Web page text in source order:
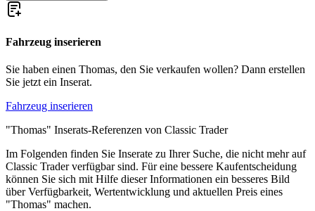
Fahrzeug inserieren
Sie haben einen Thomas, den Sie verkaufen wollen? Dann erstellen
Sie jetzt ein Inserat.
Fahrzeug inserieren
"Thomas" Inserats-Referenzen von Classic Trader
Im Folgenden finden Sie Inserate zu Ihrer Suche, die nicht mehr auf
Classic Trader verfügbar sind. Für eine bessere Kaufentscheidung
können Sie sich mit Hilfe dieser Informationen ein besseres Bild
über Verfügbarkeit, Wertentwicklung und aktuellen Preis eines
"Thomas" machen.